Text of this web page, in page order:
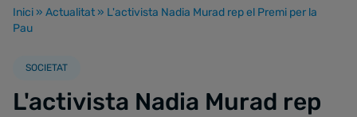
Inici » Actualitat » L'activista Nadia Murad rep el Premi per la
Pau
SOCIETAT
L'activista Nadia Murad rep